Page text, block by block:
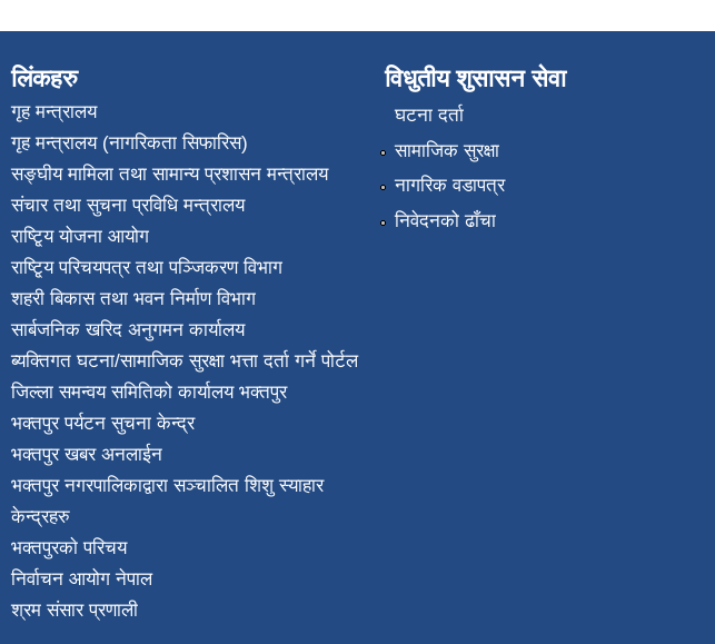
लिंकहरु
गृह मन्त्रालय
गृह मन्त्रालय (नागरिकता सिफारिस)
सङ्घीय मामिला तथा सामान्य प्रशासन मन्त्रालय
संचार तथा सुचना प्रविधि मन्त्रालय
राष्टि्ृय योजना आयोग
राष्टि्ृय परिचयपत्र तथा पञ्जिकरण विभाग
शहरी बिकास तथा भवन निर्माण विभाग
सार्बजनिक खरिद अनुगमन कार्यालय
ब्यक्तिगत घटना/सामाजिक सुरक्षा भत्ता दर्ता गर्ने पोर्टल
जिल्ला समन्वय समितिको कार्यालय भक्तपुर
भक्तपुर पर्यटन सुचना केन्द्र
भक्तपुर खबर अनलाईन
भक्तपुर नगरपालिकाद्वारा सञ्चालित शिशु स्याहार
केन्द्रहरु
भक्तपुरकाे परिचय
निर्वाचन आयोग नेपाल
श्रम संसार प्रणाली
विधुतीय शुसासन सेवा
घटना दर्ता
सामाजिक सुरक्षा
नागरिक वडापत्र
निवेदनको ढाँचा